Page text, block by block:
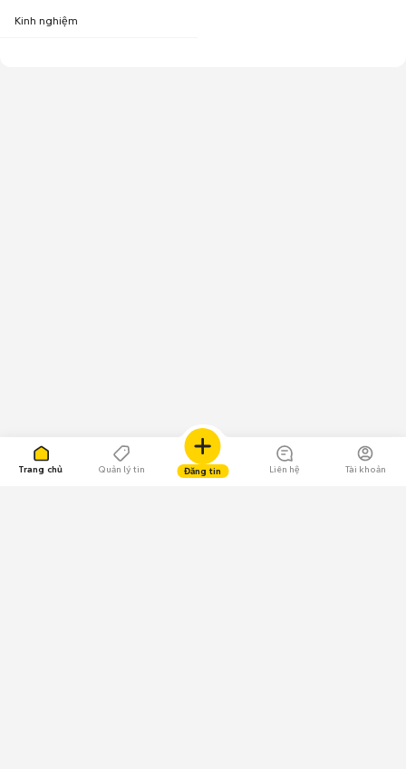
Trang chủ Quản lý tin Đăng tin Liên hệ Tài khoản
Kinh nghiệm